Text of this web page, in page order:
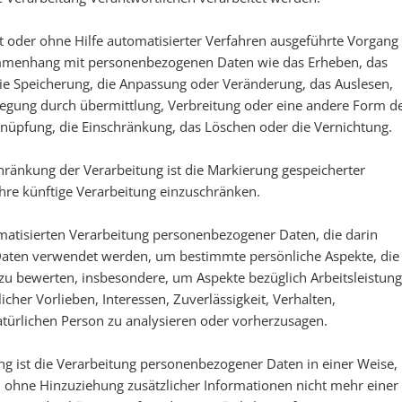
ohne Hilfe automatisierter Verfahren ausgeführte Vorgang
mit personenbezogenen Daten wie das Erheben, das
Speicherung, die Anpassung oder Veränderung, das Auslesen,
durch übermittlung, Verbreitung oder eine andere Form
die Einschränkung, das Löschen oder die Vernichtung.
der Verarbeitung ist die Markierung gespeicherter
künftige Verarbeitung einzuschränken.
Verarbeitung personenbezogener Daten, die darin
verwendet werden, um bestimmte persönliche Aspekte, die
bewerten, insbesondere, um Aspekte bezüglich
Vorlieben, Interessen, Zuverlässigkeit, Verhalten,
Person zu analysieren oder vorherzusagen.
ist die Verarbeitung personenbezogener Daten in einer Weise,
Hinzuziehung zusätzlicher Informationen nicht mehr einer